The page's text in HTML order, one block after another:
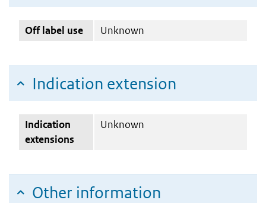
Off label use Unknown
Indication extension
Indication
extensions
Unknown
Other information